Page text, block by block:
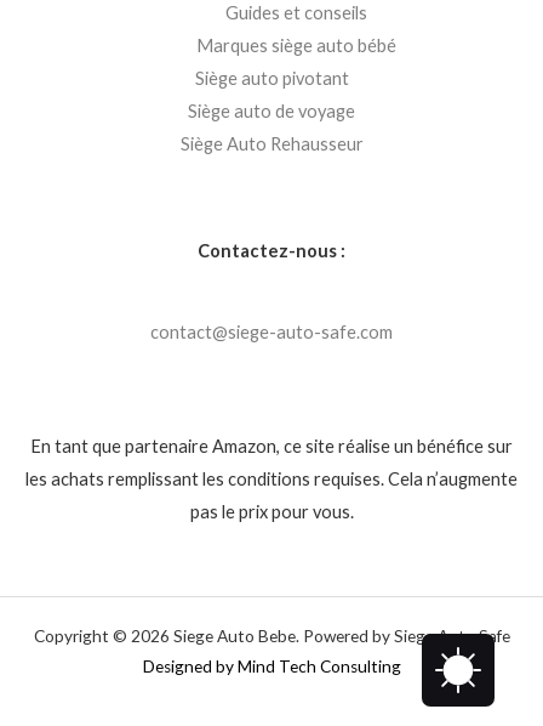
Guides et conseils
Marques siège auto bébé
Siège auto pivotant
Siège auto de voyage
Siège Auto Rehausseur
Contactez-nous :
contact@siege-auto-safe.com
En tant que partenaire Amazon, ce site réalise un bénéfice sur
les achats remplissant les conditions requises. Cela n’augmente
pas le prix pour vous.
Copyright © 2026 Siege Auto Bebe. Powered by Siege Auto Safe
Designed by Mind Tech Consulting